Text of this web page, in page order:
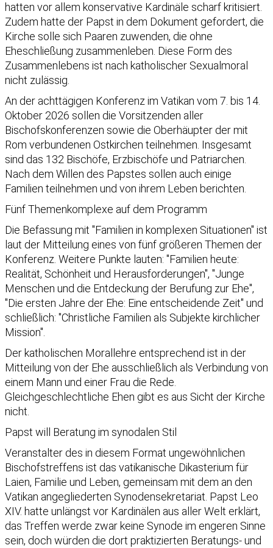
hatten vor allem konservative Kardinäle scharf kritisiert.
Zudem hatte der Papst in dem Dokument gefordert, die
Kirche solle sich Paaren zuwenden, die ohne
Eheschließung zusammenleben. Diese Form des
Zusammenlebens ist nach katholischer Sexualmoral
nicht zulässig.
An der achttägigen Konferenz im Vatikan vom 7. bis 14.
Oktober 2026 sollen die Vorsitzenden aller
Bischofskonferenzen sowie die Oberhäupter der mit
Rom verbundenen Ostkirchen teilnehmen. Insgesamt
sind das 132 Bischöfe, Erzbischöfe und Patriarchen.
Nach dem Willen des Papstes sollen auch einige
Familien teilnehmen und von ihrem Leben berichten.
Fünf Themenkomplexe auf dem Programm
Die Befassung mit "Familien in komplexen Situationen" ist
laut der Mitteilung eines von fünf größeren Themen der
Konferenz. Weitere Punkte lauten: "Familien heute:
Realität, Schönheit und Herausforderungen", "Junge
Menschen und die Entdeckung der Berufung zur Ehe",
"Die ersten Jahre der Ehe: Eine entscheidende Zeit" und
schließlich: "Christliche Familien als Subjekte kirchlicher
Mission".
Der katholischen Morallehre entsprechend ist in der
Mitteilung von der Ehe ausschließlich als Verbindung von
einem Mann und einer Frau die Rede.
Gleichgeschlechtliche Ehen gibt es aus Sicht der Kirche
nicht.
Papst will Beratung im synodalen Stil
Veranstalter des in diesem Format ungewöhnlichen
Bischofstreffens ist das vatikanische Dikasterium für
Laien, Familie und Leben, gemeinsam mit dem an den
Vatikan angegliederten Synodensekretariat. Papst Leo
XIV. hatte unlängst vor Kardinälen aus aller Welt erklärt,
das Treffen werde zwar keine Synode im engeren Sinne
sein, doch würden die dort praktizierten Beratungs- und